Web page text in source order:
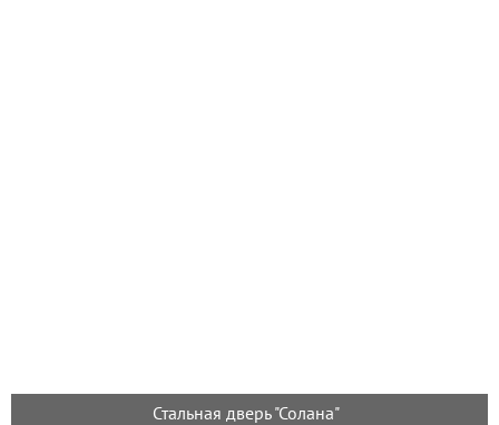
Стальная дверь "Солана"